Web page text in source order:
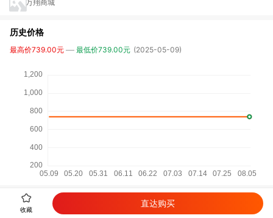
万翔商城
历史价格
最高价739.00元 最低价739.00元 (2025-05-09)
详细参数
收藏
直达购买